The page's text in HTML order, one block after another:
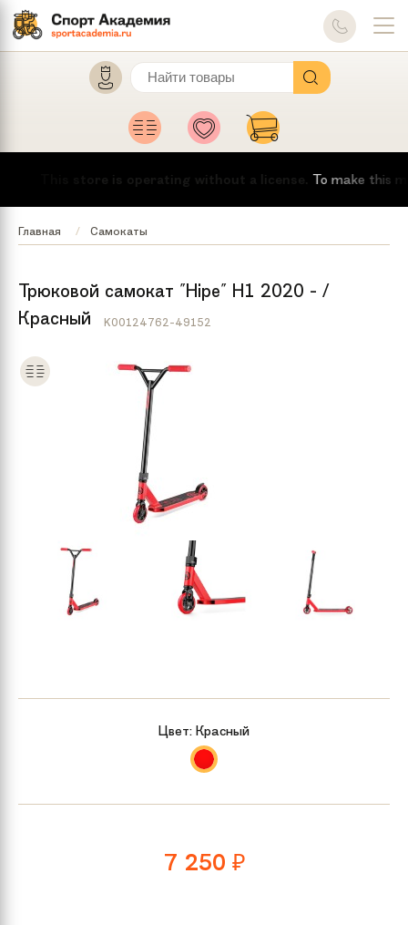
This store is operating without a license. To make this
Главная Самокаты
Трюковой самокат "Hipe" H1 2020 - /
Красный
K00124762-49152
7 250 ₽
Цвет: Красный